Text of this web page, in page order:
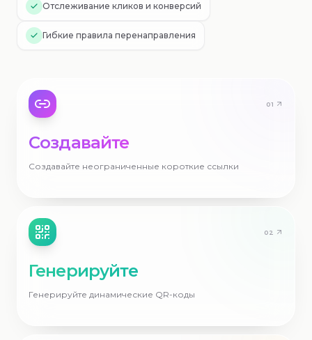
Отслеживание кликов и конверсий
Гибкие правила перенаправления
01
Создавайте
Создавайте неограниченные короткие ссылки
02
Генерируйте
Генерируйте динамические QR-коды